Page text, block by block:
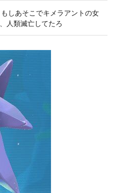
もしあそこでキメラアントの女
人類滅亡してたろ